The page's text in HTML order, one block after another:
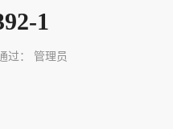
1
过： 管理员